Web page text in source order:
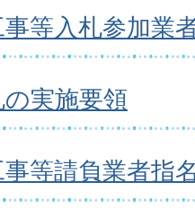
等入札参加業
実施要領
等請負業者指